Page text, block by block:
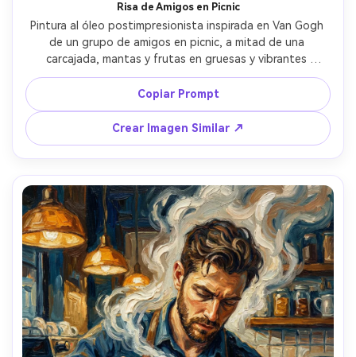
Risa de Amigos en Picnic
Pintura al óleo postimpresionista inspirada en Van Gogh
de un grupo de amigos en picnic, a mitad de una
carcajada, mantas y frutas en gruesas y vibrantes
pinceladas, árboles y cielo girando de energía, luz de sol
cálida en reflejos amarillos audaces, expresiones vivas y
espontáneas, rica textura de impasto, ambiente festivo,
composición grupal equilibrada, lente 85mm, poca
profundidad de campo --ar 4:5
Copiar Prompt
Crear Imagen Similar ↗